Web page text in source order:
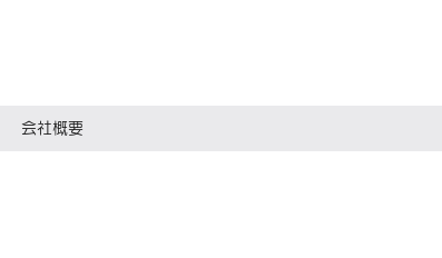
会社概要